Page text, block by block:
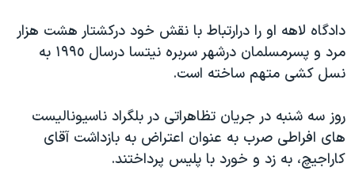
حقوق شهروندی
اقتصادی
اسرائیل در جنگ
انتخابات ریاست جمهوری آمریکا ۲۰۲۴
حمله جمهوری اسلامی به اسرائیل
ورزش زنان در ایران
اعتراضات زن، زندگی، آزادی
زبانهای مختلف
دادگاه لاهه او را درارتباط با نقش خود درکشتار هشت هزار
مرد و پسرمسلمان درشهر سربره نيتسا درسال ١٩٩٥ به
نسل کشی متهم ساخته است.
روز سه شنبه در جريان تظاهراتی در بلگراد ناسيوناليست
های افراطی صرب به عنوان اعتراض به بازداشت آقای
کاراجيچ، به زد و خورد با پليس پرداختند.